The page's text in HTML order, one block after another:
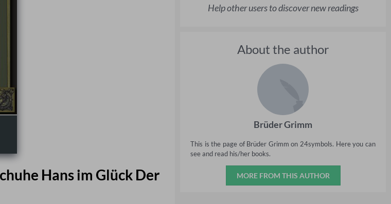
Hans im Glück Der
Help other users to discover new readings
About the author
Brüder Grimm
This is the page of Brüder Grimm on 24symbols. Here you can
see and read his/her books.
MORE FROM THIS AUTHOR